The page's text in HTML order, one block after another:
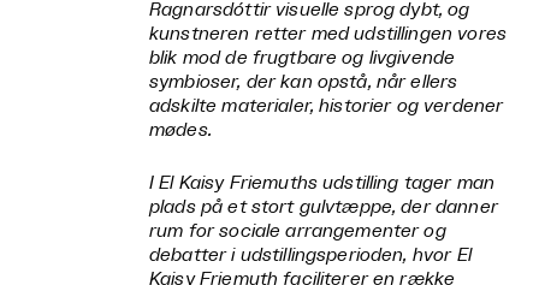
Ragnarsdóttir visuelle sprog dybt, og
kunstneren retter med udstillingen vores
blik mod de frugtbare og livgivende
symbioser, der kan opstå, når ellers
adskilte materialer, historier og verdener
mødes.
I El Kaisy Friemuths udstilling tager man
plads på et stort gulvtæppe, der danner
rum for sociale arrangementer og
debatter i udstillingsperioden, hvor El
Kaisy Friemuth faciliterer en række